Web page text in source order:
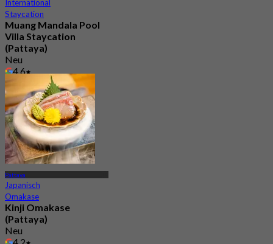
International
Staycation
Muang Mandala Pool
Villa Staycation
(Pattaya)
Neu
4.6
Aus
฿ 1,036
Pattaya
Japanisch
Omakase
Kinji Omakase
(Pattaya)
Neu
4.2